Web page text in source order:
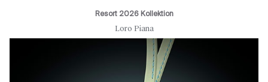
Resort 2026 Kollektion
Loro Piana